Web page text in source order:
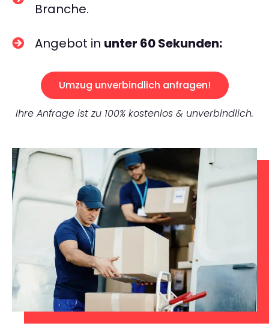
Branche.
Angebot in unter 60 Sekunden:
Umzug unverbindlich anfragen!
Ihre Anfrage ist zu 100% kostenlos & unverbindlich.